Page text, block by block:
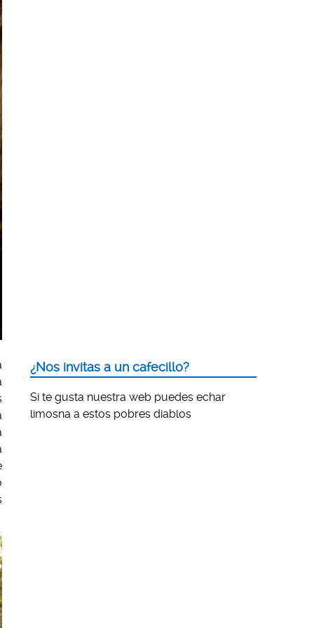
¿Nos invitas a un cafecillo?
Si te gusta nuestra web puedes echar
limosna a estos pobres diablos